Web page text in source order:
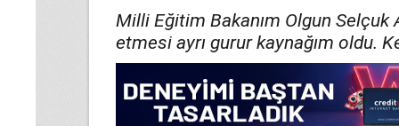
Milli Eğitim Bakanım Olgun
etmesi ayrı gurur kaynağım oldu.